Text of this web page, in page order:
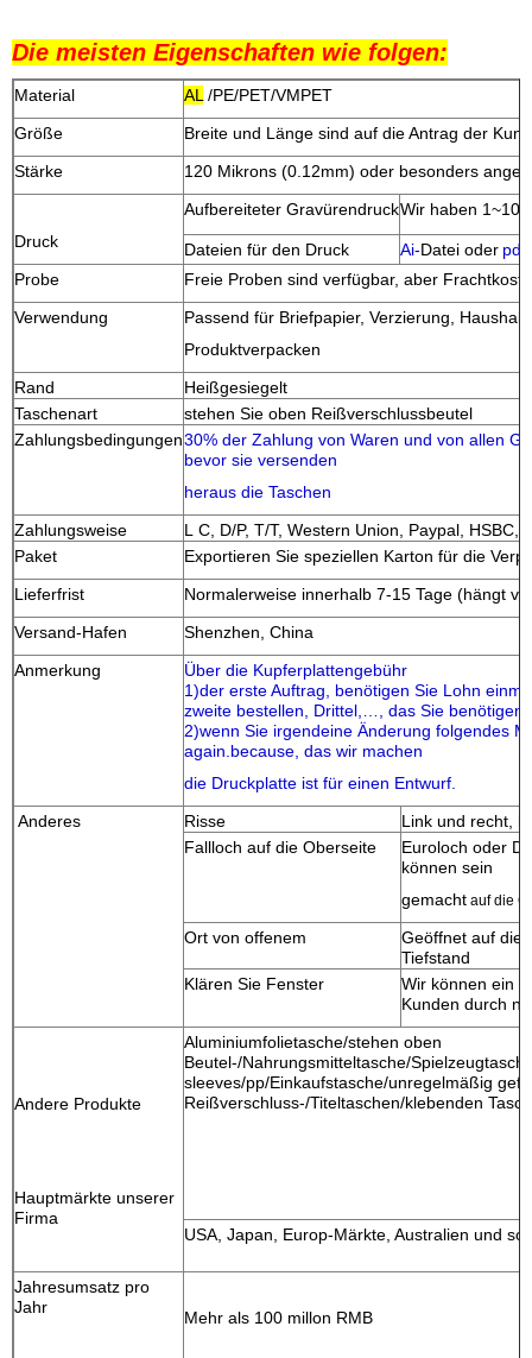
Die meisten Eigenschaften wie folgen:
Material AL /PE/PET/VMPET
Größe
Breite und Länge sind auf die Antrag der
Stärke
120 Mikrons (0.12mm) oder besonders
Druck
Aufbereiteter GravürendruckWir haben 1~10
Dateien für den Druck Ai-Datei oder pdf-
Probe
Freie Proben sind verfügbar, aber
Verwendung
Passend für Briefpapier, Verzierung,
Produktverpacken
Rand
Heißgesiegelt
Taschenart
stehen Sie oben Reißverschlussbeutel
Zahlungsbedingungen30% der Zahlung von Waren und von allen
bevor sie versenden
heraus die Taschen
Zahlungsweise
L C, D/P, T/T, Western Union, Paypal, HSBC,
Paket
Exportieren Sie speziellen Karton für die
Lieferfrist
Normalerweise innerhalb 7-15 Tage (hängt
Versand-Hafen
Shenzhen, China
Anmerkung
Über die Kupferplattengebühr
1)der erste Auftrag, benötigen Sie Lohn
zweite bestellen, Drittel,…, das Sie benötigen
2)wenn Sie irgendeine Änderung folgendes
again.because, das wir machen
die Druckplatte ist für einen Entwurf.
Anderes
Risse
Link und recht,
Fallloch auf die Oberseite
Euroloch oder
können sein
gemacht auf die
Ort von offenem
Geöffnet auf die
Tiefstand
Klären Sie Fenster
Wir können ein
Kunden durch
Andere Produkte
Hauptmärkte unserer
Firma
Aluminiumfolietasche/stehen oben
Beutel-/Nahrungsmitteltasche/
sleeves/pp/Einkaufstasche/unregelmäßig
Reißverschluss-/Titeltaschen/klebenden
USA, Japan, Europ-Märkte, Australien und so
Jahresumsatz pro
Jahr
Mehr als 100 millon RMB